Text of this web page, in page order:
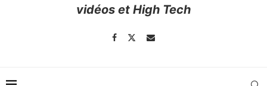
vidéos et High Tech